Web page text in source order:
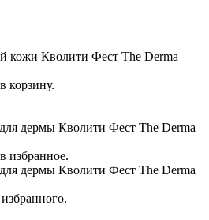
кожи Кволити Фест The Derma
корзину.
дермы Кволити Фест The Derma
избранное.
дермы Кволити Фест The Derma